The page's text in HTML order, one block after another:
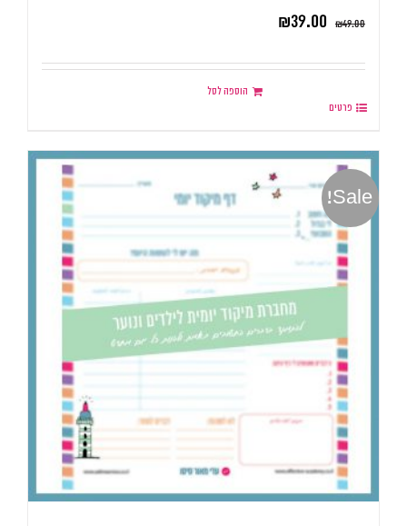
₪49.00
₪39.00
הוספה לסל
פרטים
Sale!